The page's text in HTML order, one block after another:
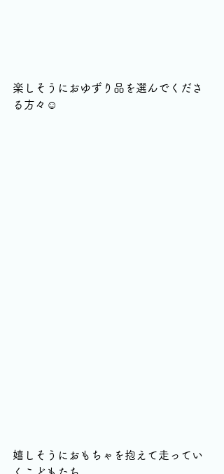
楽しそうにおゆずり品を選んでくださ
る方々☺️
嬉しそうにおもちゃを抱えて走ってい